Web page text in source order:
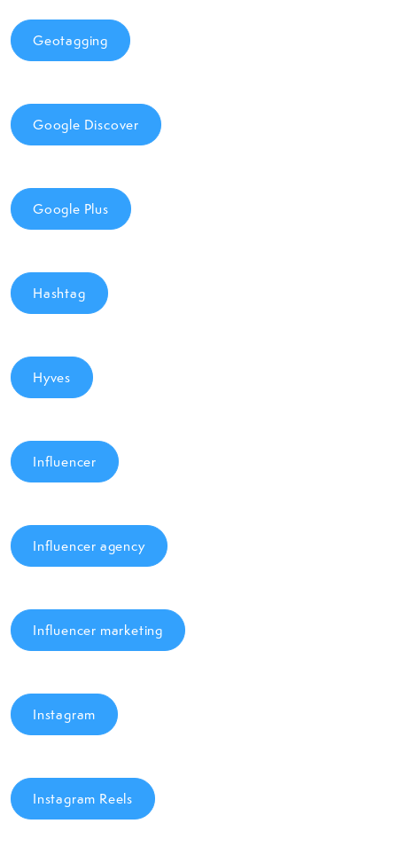
Geotagging
Google Discover
Google Plus
Hashtag
Hyves
Influencer
Influencer agency
Influencer marketing
Instagram
Instagram Reels